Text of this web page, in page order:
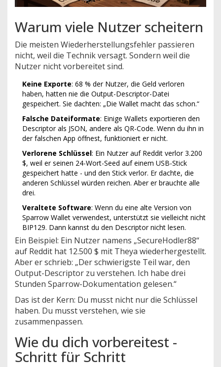
Warum viele Nutzer scheitern
Die meisten Wiederherstellungsfehler passieren
nicht, weil die Technik versagt. Sondern weil die
Nutzer nicht vorbereitet sind.
Keine Exporte: 68 % der Nutzer, die Geld verloren
haben, hatten nie die Output-Descriptor-Datei
gespeichert. Sie dachten: „Die Wallet macht das schon.“
Falsche Dateiformate: Einige Wallets exportieren den
Descriptor als JSON, andere als QR-Code. Wenn du ihn in
der falschen App öffnest, funktioniert er nicht.
Verlorene Schlüssel: Ein Nutzer auf Reddit verlor 3.200
$, weil er seinen 24-Wort-Seed auf einem USB-Stick
gespeichert hatte - und den Stick verlor. Er dachte, die
anderen Schlüssel würden reichen. Aber er brauchte alle
drei.
Veraltete Software: Wenn du eine alte Version von
Sparrow Wallet verwendest, unterstützt sie vielleicht nicht
BIP129. Dann kannst du den Descriptor nicht lesen.
Ein Beispiel: Ein Nutzer namens „SecureHodler88“
auf Reddit hat 12.500 $ mit Theya wiederhergestellt.
Aber er schrieb: „Der schwierigste Teil war, den
Output-Descriptor zu verstehen. Ich habe drei
Stunden Sparrow-Dokumentation gelesen.“
Das ist der Kern: Du musst nicht nur die Schlüssel
haben. Du musst verstehen, wie sie
zusammenpassen.
Wie du dich vorbereitest -
Schritt für Schritt